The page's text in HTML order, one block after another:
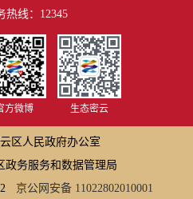
热线：12345
方微博 生态密云
区人民政府办公室
政务服务和数据管理局
京公网安备 11022802010001